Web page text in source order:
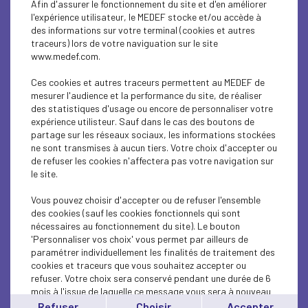
SUSTAINABLE DEVELOPMENT
SUSTAINABLE DEVELOPMENT
INTERNATIONAL - EUROPE
SUSTAINABLE DEVELOPMENT
SOCIAL
INTERNATIONAL - EUROPE
INTERNATIONAL - EUROPE
SUSTAINABLE DEVELOPMENT
ECONOMY
Afin d'assurer le fonctionnement du site et d'en améliorer
l'expérience utilisateur, le MEDEF stocke et/ou accède à
des informations sur votre terminal (cookies et autres
traceurs) lors de votre naviguation sur le site
www.medef.com.
Ces cookies et autres traceurs permettent au MEDEF de
mesurer l'audience et la performance du site, de réaliser
des statistiques d'usage ou encore de personnaliser votre
expérience utilisteur. Sauf dans le cas des boutons de
partage sur les réseaux sociaux, les informations stockées
ne sont transmises à aucun tiers. Votre choix d'accepter ou
de refuser les cookies n'affectera pas votre navigation sur
le site.
Vous pouvez choisir d'accepter ou de refuser l'ensemble
des cookies (sauf les cookies fonctionnels qui sont
nécessaires au fonctionnement du site). Le bouton
'Personnaliser vos choix' vous permet par ailleurs de
paramétrer individuellement les finalités de traitement des
cookies et traceurs que vous souhaitez accepter ou
refuser. Votre choix sera conservé pendant une durée de 6
mois à l'issue de laquelle ce message vous sera à nouveau
affiché..